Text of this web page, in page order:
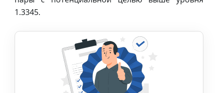
1.3345.